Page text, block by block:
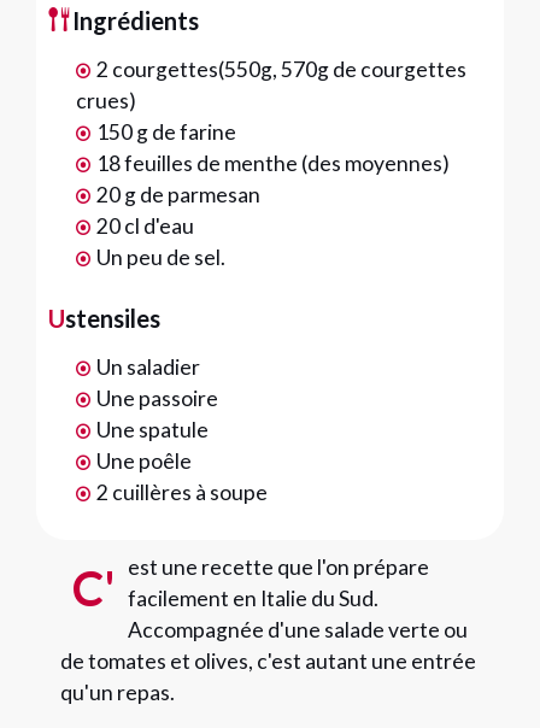
Ingrédients
2 courgettes(550g, 570g de courgettes
crues)
150 g de farine
18 feuilles de menthe (des moyennes)
20 g de parmesan
20 cl d'eau
Un peu de sel.
Ustensiles
Un saladier
Une passoire
Une spatule
Une poêle
2 cuillères à soupe
C'
est une recette que l'on prépare
facilement en Italie du Sud.
Accompagnée d'une salade verte ou
de tomates et olives, c'est autant une entrée
qu'un repas.